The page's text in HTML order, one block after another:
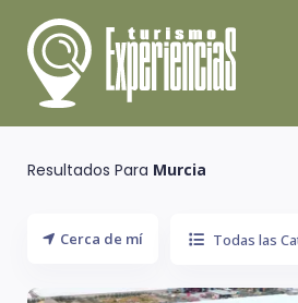
Resultados Para Murcia
Cerca de mí